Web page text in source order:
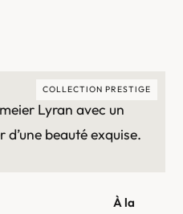
COLLECTION PRESTIGE
À la